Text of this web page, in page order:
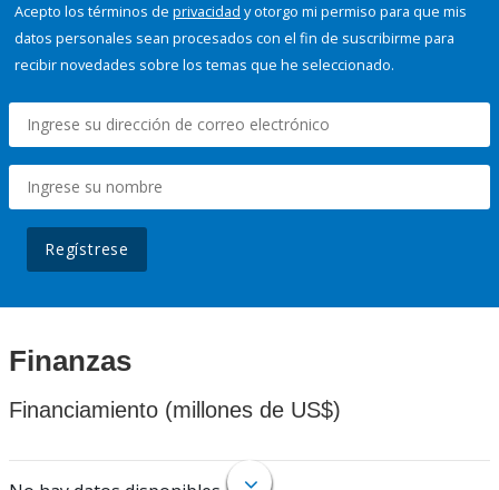
Acepto los términos de privacidad y otorgo mi permiso para que mis
datos personales sean procesados con el fin de suscribirme para
recibir novedades sobre los temas que he seleccionado.
Regístrese
Finanzas
Financiamiento (millones de US$)